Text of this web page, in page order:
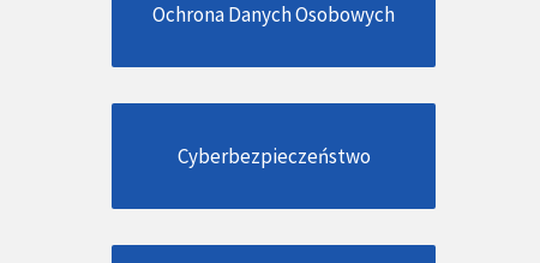
Ochrona Danych Osobowych
Cyberbezpieczeństwo